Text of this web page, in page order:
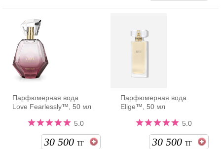
Парфюмерная вода
Love Fearlessly™, 50 мл
5.0
30 500 ТГ
Парфюмерная вода
Elige™, 50 мл
5.0
30 500 ТГ